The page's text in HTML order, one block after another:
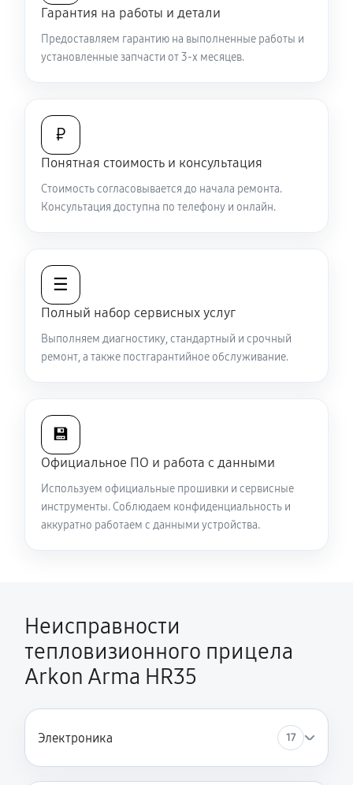
Не работает батарейный отсек
2970 руб
Не запускается тепловизионный прибор
Вертикальные-горизонтальные полосы в
видоискателе и на видео
5580 руб 60 минут
Полностью отсутствует изображение в
видоискателе и на видео
60 минут
Перепрошивка и обновление устройства
60 минут
Гарантия на работы и детали
Предоставляем гарантию на выполненные работы и
установленные запчасти от 3-х месяцев.
₽
Понятная стоимость и консультация
Стоимость согласовывается до начала ремонта.
Консультация доступна по телефону и онлайн.
☰
Полный набор сервисных услуг
Выполняем диагностику, стандартный и срочный
ремонт, а также постгарантийное обслуживание.
💾
Официальное ПО и работа с данными
Используем официальные прошивки и сервисные
инструменты. Соблюдаем конфиденциальность и
аккуратно работаем с данными устройства.
Неисправности
тепловизионного прицела
Arkon Arma HR35
Электроника 17